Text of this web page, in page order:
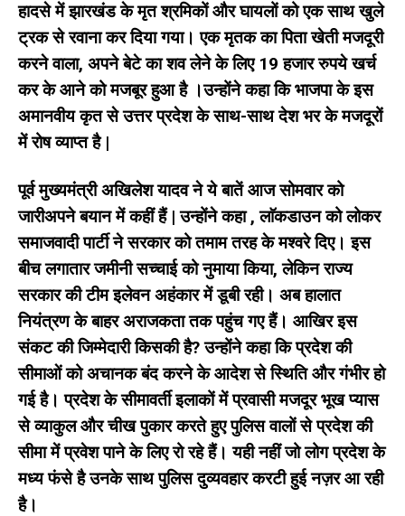
हादसे में झारखंड के मृत श्रमिकों और घायलों को एक साथ खुले
ट्रक से रवाना कर दिया गया। एक मृतक का पिता खेती मजदूरी
करने वाला, अपने बेटे का शव लेने के लिए 19 हजार रुपये खर्च
कर के आने को मजबूर हुआ है ।उन्होंने कहा कि भाजपा के इस
अमानवीय कृत से उत्तर प्रदेश के साथ-साथ देश भर के मजदूरों
में रोष व्याप्त है |
पूर्व मुख्यमंत्री अखिलेश यादव ने ये बातें आज सोमवार को
जारीअपने बयान में कहीं हैं | उन्होंने कहा , लाॅकडाउन को लोकर
समाजवादी पार्टी ने सरकार को तमाम तरह के मश्वरे दिए। इस
बीच लगातार जमीनी सच्चाई को नुमाया किया, लेकिन राज्य
सरकार की टीम इलेवन अहंकार में डूबी रही। अब हालात
नियंत्रण के बाहर अराजकता तक पहुंच गए हैं। आखिर इस
संकट की जिम्मेदारी किसकी है? उन्होंने कहा कि प्रदेश की
सीमाओं को अचानक बंद करने के आदेश से स्थिति और गंभीर हो
गई है। प्रदेश के सीमावर्ती इलाकों में प्रवासी मजदूर भूख प्यास
से व्याकुल और चीख पुकार करते हुए पुलिस वालों से प्रदेश की
सीमा में प्रवेश पाने के लिए रो रहे हैं। यही नहीं जो लोग प्रदेश के
मध्य फंसे है उनके साथ पुलिस दुव्यवहार करटी हुई नज़र आ रही
है।